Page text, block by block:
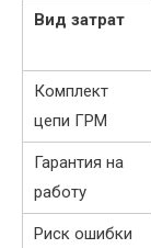
Вид затрат
Комплект
цепи ГРМ
Гарантия на
работу
Риск ошибки